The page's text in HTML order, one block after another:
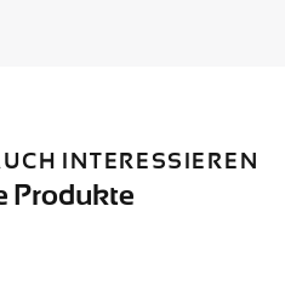
INTERESSIEREN
Produkte